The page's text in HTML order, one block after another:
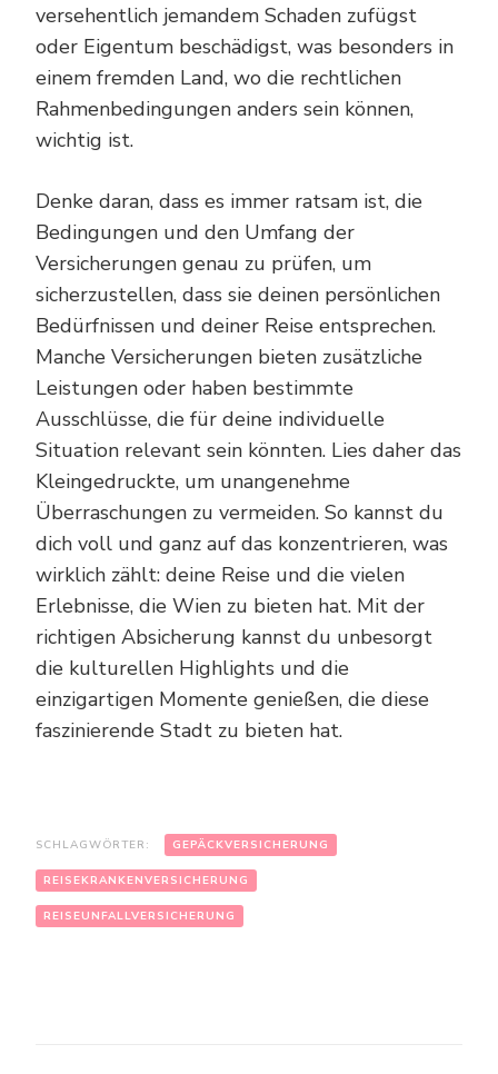
versehentlich jemandem Schaden zufügst
oder Eigentum beschädigst, was besonders in
einem fremden Land, wo die rechtlichen
Rahmenbedingungen anders sein können,
wichtig ist.
Denke daran, dass es immer ratsam ist, die
Bedingungen und den Umfang der
Versicherungen genau zu prüfen, um
sicherzustellen, dass sie deinen persönlichen
Bedürfnissen und deiner Reise entsprechen.
Manche Versicherungen bieten zusätzliche
Leistungen oder haben bestimmte
Ausschlüsse, die für deine individuelle
Situation relevant sein könnten. Lies daher das
Kleingedruckte, um unangenehme
Überraschungen zu vermeiden. So kannst du
dich voll und ganz auf das konzentrieren, was
wirklich zählt: deine Reise und die vielen
Erlebnisse, die Wien zu bieten hat. Mit der
richtigen Absicherung kannst du unbesorgt
die kulturellen Highlights und die
einzigartigen Momente genießen, die diese
faszinierende Stadt zu bieten hat.
SCHLAGWÖRTER: GEPÄCKVERSICHERUNG
REISEKRANKENVERSICHERUNG
REISEUNFALLVERSICHERUNG